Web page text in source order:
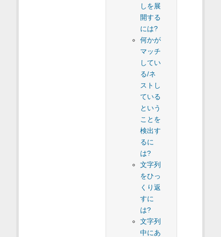
しを展
開する
には?
何かが
マッチ
してい
る/ネ
ストし
ている
という
ことを
検出す
るに
は?
文字列
をひっ
くり返
すに
は?
文字列
中にあ